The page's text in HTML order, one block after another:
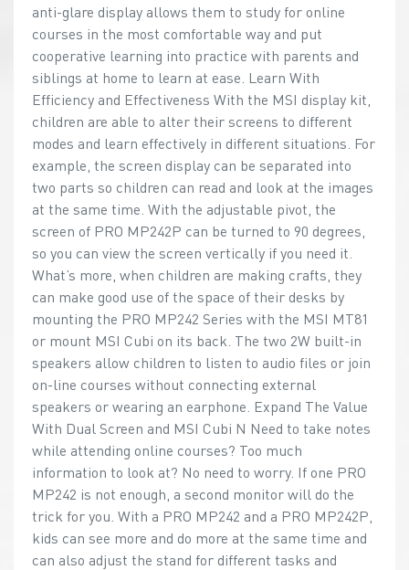
anti-glare display allows them to study for online
courses in the most comfortable way and put
cooperative learning into practice with parents and
siblings at home to learn at ease. Learn With
Efficiency and Effectiveness With the MSI display kit,
children are able to alter their screens to different
modes and learn effectively in different situations. For
example, the screen display can be separated into
two parts so children can read and look at the images
at the same time. With the adjustable pivot, the
screen of PRO MP242P can be turned to 90 degrees,
so you can view the screen vertically if you need it.
What’s more, when children are making crafts, they
can make good use of the space of their desks by
mounting the PRO MP242 Series with the MSI MT81
or mount MSI Cubi on its back. The two 2W built-in
speakers allow children to listen to audio files or join
on-line courses without connecting external
speakers or wearing an earphone. Expand The Value
With Dual Screen and MSI Cubi N Need to take notes
while attending online courses? Too much
information to look at? No need to worry. If one PRO
MP242 is not enough, a second monitor will do the
trick for you. With a PRO MP242 and a PRO MP242P,
kids can see more and do more at the same time and
can also adjust the stand for different tasks and